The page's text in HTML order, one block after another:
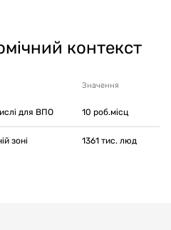
контекст
Значення
для ВПО 10 роб.місц
зоні
1361 тис. люд